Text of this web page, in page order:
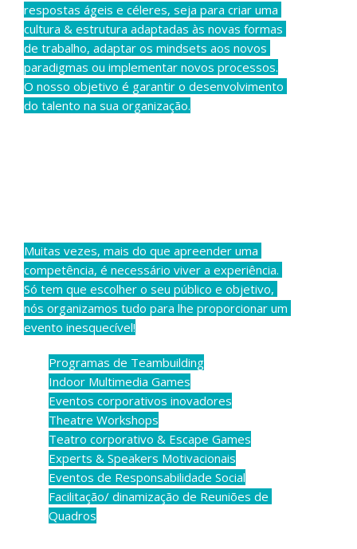
respostas ágeis e céleres, seja para criar uma
cultura & estrutura adaptadas às novas formas
de trabalho, adaptar os mindsets aos novos
paradigmas ou implementar novos processos.
O nosso objetivo é garantir o desenvolvimento
do talento na sua organização.
Muitas vezes, mais do que apreender uma
competência, é necessário viver a experiência.
Só tem que escolher o seu público e objetivo,
nós organizamos tudo para lhe proporcionar um
evento inesquecível!
Programas de Teambuilding
Indoor Multimedia Games
Eventos corporativos inovadores
Theatre Workshops
Teatro corporativo & Escape Games
Experts & Speakers Motivacionais
Eventos de Responsabilidade Social
Facilitação/ dinamização de Reuniões de
Quadros